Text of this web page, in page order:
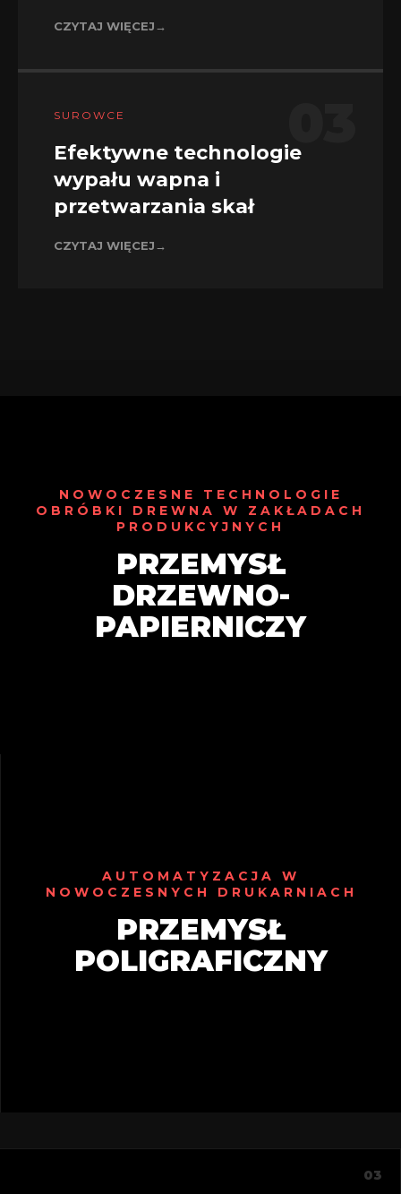
CZYTAJ WIĘCEJ→
SUROWCE
Efektywne technologie
wypału wapna i
przetwarzania skał
CZYTAJ WIĘCEJ→
NOWOCZESNE TECHNOLOGIE
OBRÓBKI DREWNA W ZAKŁADACH
PRODUKCYJNYCH
PRZEMYSŁ
DRZEWNO-
PAPIERNICZY
AUTOMATYZACJA W
NOWOCZESNYCH DRUKARNIACH
PRZEMYSŁ
POLIGRAFICZNY
03